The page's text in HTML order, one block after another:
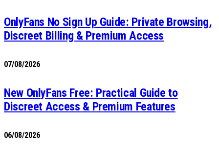
OnlyFans No Sign Up Guide: Private Browsing,
Discreet Billing & Premium Access
07/08/2026
New OnlyFans Free: Practical Guide to
Discreet Access & Premium Features
06/08/2026